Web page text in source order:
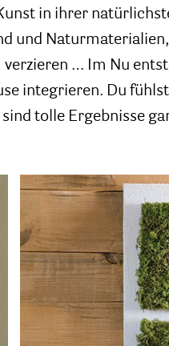
in ihrer
und
… Im Nu
integrieren. Du
tolle Ergebnisse